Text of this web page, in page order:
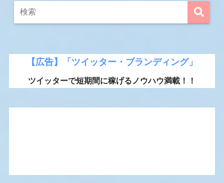
【広告】「ツイッター・ブランディング」
ツイッターで短期間に稼げるノウハウ満載！！